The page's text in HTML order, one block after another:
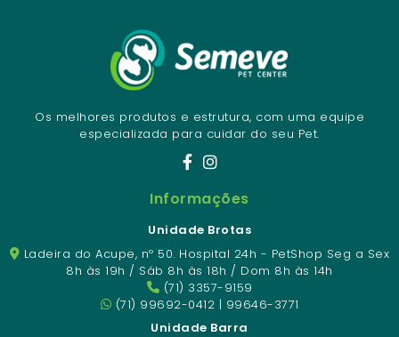
Os melhores produtos e estrutura, com uma equipe
especializada para cuidar do seu Pet.
Informações
Unidade Brotas
Ladeira do Acupe, nº 50. Hospital 24h - PetShop Seg a Sex
8h às 19h / Sáb 8h às 18h / Dom 8h às 14h
(71) 3357-9159
(71) 99692-0412 | 99646-3771
Unidade Barra